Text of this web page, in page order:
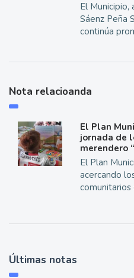
El Municipio,
Sáenz Peña
continúa
Nota relacioanda
El Plan
jornada de
merendero
El Plan
acercando
comunitarios
Últimas notas